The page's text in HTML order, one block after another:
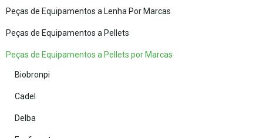
Peças de Equipamentos a Lenha Por Marcas
Peças de Equipamentos a Pellets
Peças de Equipamentos a Pellets por Marcas
Biobronpi
Cadel
Delba